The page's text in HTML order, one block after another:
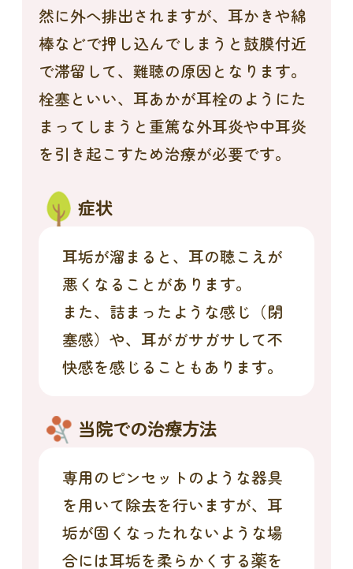
然に外へ排出されますが、耳かきや綿
棒などで押し込んでしまうと鼓膜付近
で滞留して、難聴の原因となります。
栓塞といい、耳あかが耳栓のようにた
まってしまうと重篤な外耳炎や中耳炎
を引き起こすため治療が必要です。
症状
耳垢が溜まると、耳の聴こえが
悪くなることがあります。
また、詰まったような感じ（閉
塞感）や、耳がガサガサして不
快感を感じることもあります。
当院での治療方法
専用のピンセットのような器具
を用いて除去を行いますが、耳
垢が固くなったれないような場
合には耳垢を柔らかくする薬を